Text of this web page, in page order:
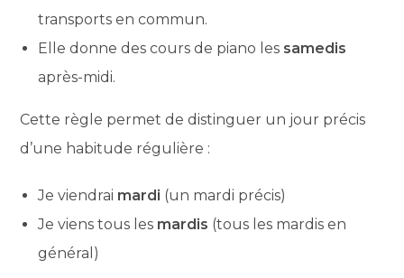
transports en commun.
Elle donne des cours de piano les samedis
après-midi.
Cette règle permet de distinguer un jour précis
d’une habitude régulière :
Je viendrai mardi (un mardi précis)
Je viens tous les mardis (tous les mardis en
général)